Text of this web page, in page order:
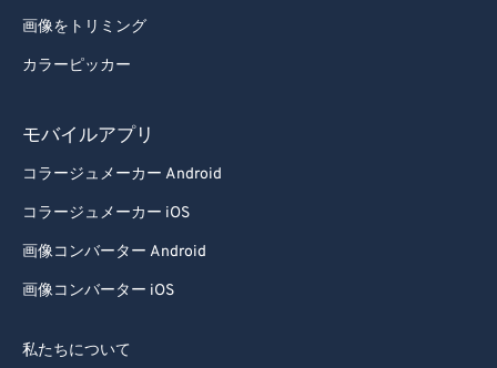
画像をトリミング
カラーピッカー
モバイルアプリ
コラージュメーカー Android
コラージュメーカー iOS
画像コンバーター Android
画像コンバーター iOS
私たちについて